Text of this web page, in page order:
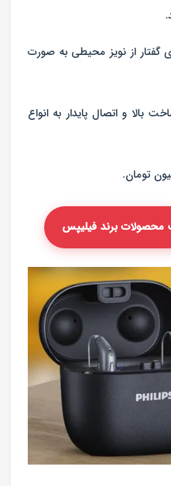
از نویز محیطی به صورت
بالا و اتصال پایدار به انواع
برند فیلیپس